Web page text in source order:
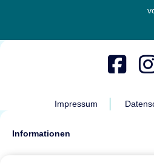
Impressum
Informationen